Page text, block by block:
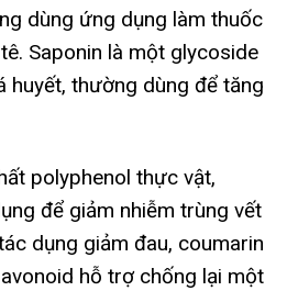
dùng ứng dụng làm thuốc
Saponin là một glycoside
huyết, thường dùng để tăng
polyphenol thực vật,
để giảm nhiễm trùng vết
dụng giảm đau, coumarin
hỗ trợ chống lại một